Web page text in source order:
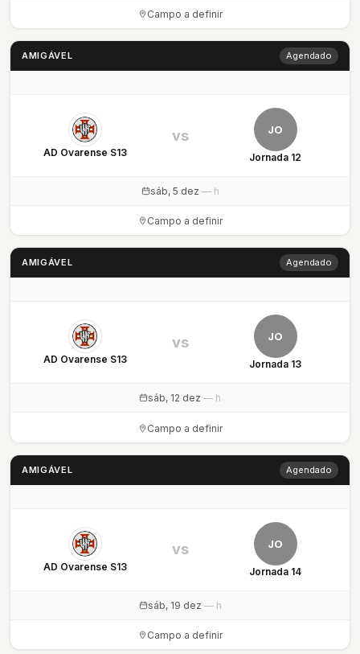
Campo a definir
AMIGÁVEL Agendado
AD Ovarense S13
JO
Jornada 12
vs
sáb, 5 dez·— h
Campo a definir
AMIGÁVEL Agendado
AD Ovarense S13
JO
Jornada 13
vs
sáb, 12 dez·— h
Campo a definir
AMIGÁVEL Agendado
AD Ovarense S13
JO
Jornada 14
vs
sáb, 19 dez·— h
Campo a definir